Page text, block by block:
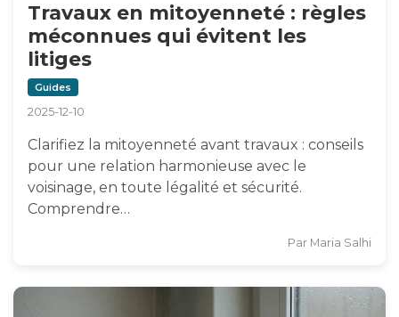
Travaux en mitoyenneté : règles
méconnues qui évitent les
litiges
Guides
2025-12-10
Clarifiez la mitoyenneté avant travaux : conseils
pour une relation harmonieuse avec le
voisinage, en toute légalité et sécurité.
Comprendre…
Par Maria Salhi